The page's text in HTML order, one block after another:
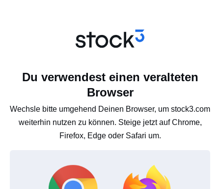
Du verwendest einen veralteten
Browser
Wechsle bitte umgehend Deinen Browser, um stock3.com
weiterhin nutzen zu können. Steige jetzt auf Chrome,
Firefox, Edge oder Safari um.